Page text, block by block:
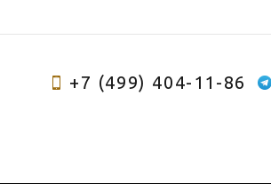
+7 (499) 404-11-86